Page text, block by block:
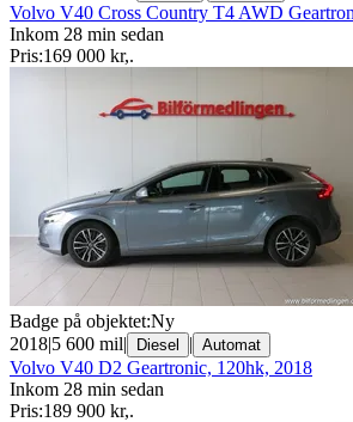
Volvo V40 Cross Country T4 AWD
Inkom 28 min sedan
Pris:169 000 kr,.
Badge på objektet:Ny
2018|5 600 mil| Diesel | Automat
Volvo V40 D2 Geartronic, 120hk, 2018
Inkom 28 min sedan
Pris:189 900 kr,.